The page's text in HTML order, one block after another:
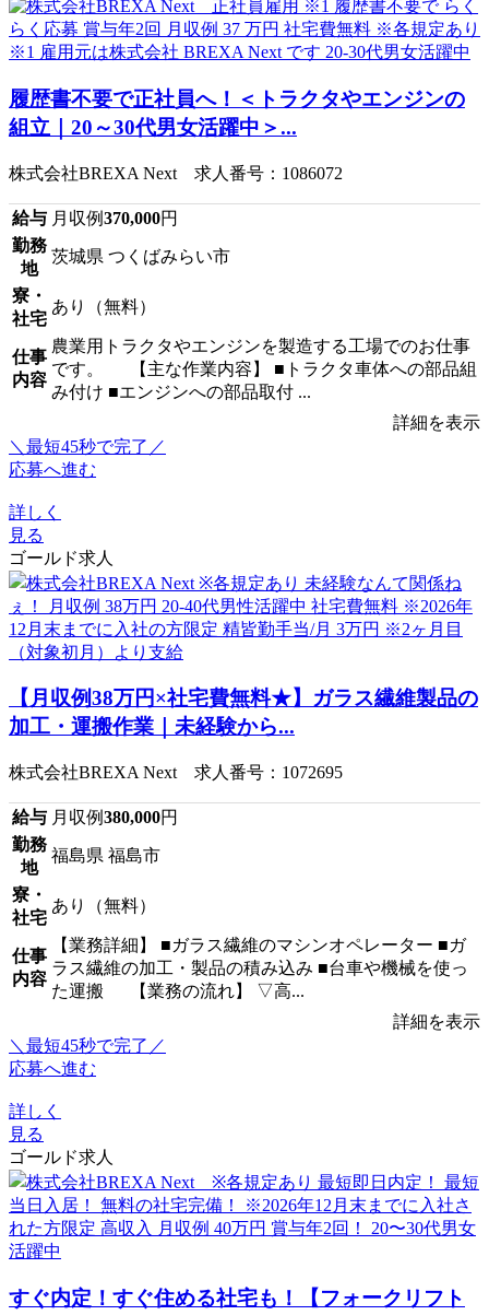
履歴書不要で正社員へ！＜トラクタやエンジンの
組立｜20～30代男女活躍中＞...
株式会社BREXA Next 求人番号：1086072
給与 月収例370,000円
勤務
地
茨城県 つくばみらい市
寮・
社宅
あり（無料）
仕事
内容
農業用トラクタやエンジンを製造する工場でのお仕事
です。 【主な作業内容】 ■トラクタ車体への部品組
み付け ■エンジンへの部品取付 ...
詳細を表示
＼最短45秒で完了／
応募へ進む
詳しく
見る
ゴールド求人
【月収例38万円×社宅費無料★】ガラス繊維製品の
加工・運搬作業｜未経験から...
株式会社BREXA Next 求人番号：1072695
給与 月収例380,000円
勤務
地
福島県 福島市
寮・
社宅
あり（無料）
仕事
内容
【業務詳細】 ■ガラス繊維のマシンオペレーター ■ガ
ラス繊維の加工・製品の積み込み ■台車や機械を使っ
た運搬 【業務の流れ】 ▽高...
詳細を表示
＼最短45秒で完了／
応募へ進む
詳しく
見る
ゴールド求人
すぐ内定！すぐ住める社宅も！【フォークリフト